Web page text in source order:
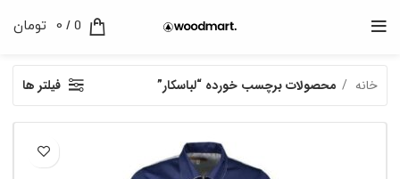
0
/
0 تومان
خانه محصولات برچسب خورده “لباسکار” فیلتر ها